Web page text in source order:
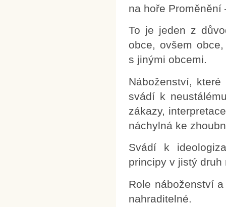
na hoře
To je jeden z
obce, ovšem
s jinými obcemi.
Náboženství,
svádí k
zákazy,
náchylná ke
Svádí k
principy v jistý
Role náboženství
nahraditelné.